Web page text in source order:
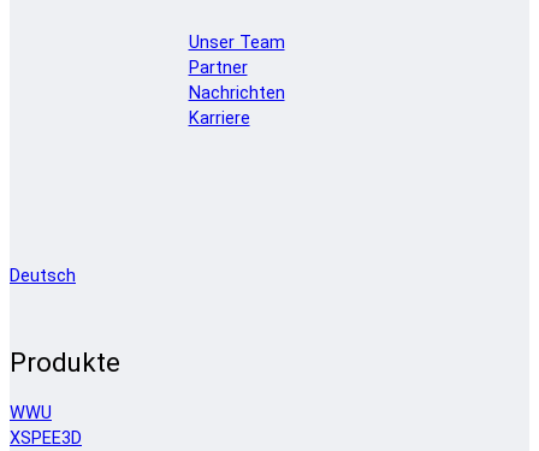
Unser Team
Partner
Nachrichten
Karriere
Deutsch
Produkte
WWU
XSPEE3D